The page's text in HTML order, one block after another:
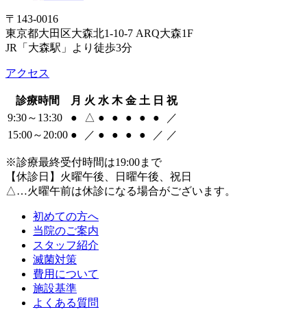
〒143-0016
東京都大田区大森北1-10-7 ARQ大森1F
JR「大森駅」より徒歩3分
アクセス
診療時間 月 火 水 木 金 土 日 祝
9:30～13:30
● △ ● ● ● ● ●
／
15:00～20:00 ● ／ ● ● ● ● ／ ／
※診療最終受付時間は19:00まで
【休診日】火曜午後、日曜午後、祝日
△…火曜午前は休診になる場合がございます。
初めての方へ
当院のご案内
スタッフ紹介
滅菌対策
費用について
施設基準
よくある質問